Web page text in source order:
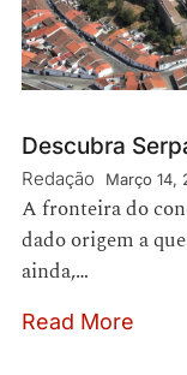
Descubra
Redação Março 14,
A fronteira do
dado origem a
ainda,…
Read More